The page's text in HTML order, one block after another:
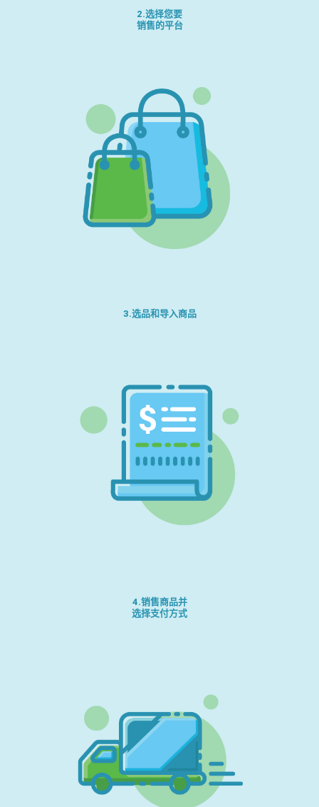
2.选择您要
销售的平台
3.选品和导入商品
4.销售商品并
选择支付方式